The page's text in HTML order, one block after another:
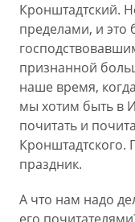
Кронштадтский.
пределами, и это
признанной
наше время,
мы хотим быть в
почитать и
Кронштадтского.
праздник.
А что нам надо